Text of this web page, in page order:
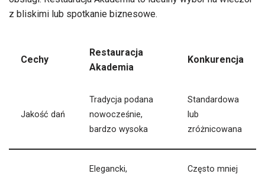
z bliskimi lub spotkanie biznesowe.
Cechy
Restauracja
Akademia
Konkurencja
Jakość dań
Tradycja podana
nowocześnie,
bardzo wysoka
Standardowa
lub
zróżnicowana
Elegancki,
Często mniej